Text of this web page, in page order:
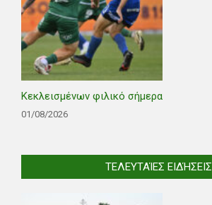
Κεκλεισμένων φιλικό σήμερα
01/08/2026
ΤΕΛΕΥΤΑΊΕΣ ΕΙΔΉΣΕΙΣ